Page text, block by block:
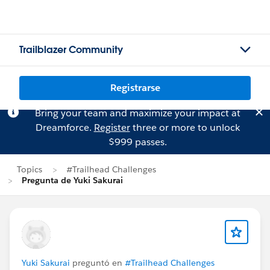
Trailblazer Community
Registrarse
Bring your team and maximize your impact at
Dreamforce. Registerthree or more to unlock
$999 passes.
Topics
#Trailhead Challenges
Pregunta de Yuki Sakurai
Yuki Sakurai preguntó en #Trailhead Challenges